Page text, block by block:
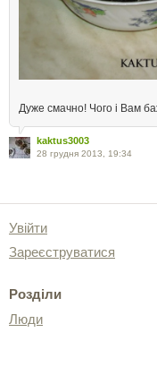
Дуже смачно! Чого і Вам
kaktus3003
28 грудня 2013, 19:34
Увійти
Зареєструватися
Розділи
Люди